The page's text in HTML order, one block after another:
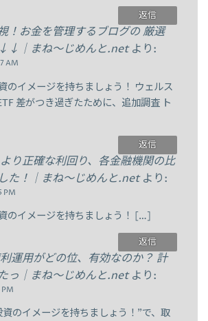
返信
！お金を管理するブログの 厳選
｜まね～じめんと.net より:
AM
のイメージを持ちましょう！ ウェルス
差がつき過ぎたために、追加調査 ト
返信
り正確な利回り、各金融機関の比
た！｜まね～じめんと.net より:
PM
のイメージを持ちましょう！ […]
返信
運用がどの位、有効なのか？ 計
っ｜まね～じめんと.net より:
PM
のイメージを持ちましょう！”で、取